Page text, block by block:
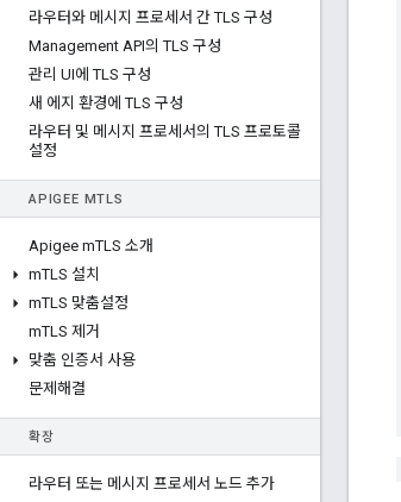
라우터와 메시지 프로세서 간 TLS 구성
Management API의 TLS 구성
관리 UI에 TLS 구성
새 에지 환경에 TLS 구성
라우터 및 메시지 프로세서의 TLS 프로토콜
설정
APIGEE MTLS
Apigee mTLS 소개
mTLS 설치
mTLS 맞춤설정
mTLS 제거
맞춤 인증서 사용
문제해결
확장
라우터 또는 메시지 프로세서 노드 추가